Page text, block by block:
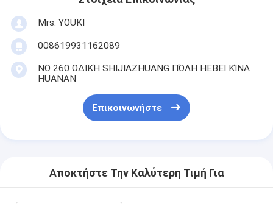
Mrs. YOUKI
008619931162089
ΝΟ 260 ΟΔΙΚΉ SHIJIAZHUANG ΠΌΛΗ HEBEI ΚΊΝΑ
HUANAN
Επικοινωνήστε
Αποκτήστε Την Καλύτερη Τιμή Για